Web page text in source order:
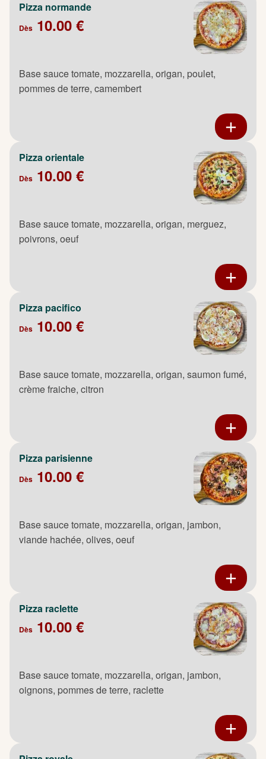
Pizza normande
Dès 10.00 €
Base sauce tomate, mozzarella, origan, poulet,
pommes de terre, camembert
Pizza orientale
Dès 10.00 €
Base sauce tomate, mozzarella, origan, merguez,
poivrons, oeuf
Pizza pacifico
Dès 10.00 €
Base sauce tomate, mozzarella, origan, saumon fumé,
crème fraiche, citron
Pizza parisienne
Dès 10.00 €
Base sauce tomate, mozzarella, origan, jambon,
viande hachée, olives, oeuf
Pizza raclette
Dès 10.00 €
Base sauce tomate, mozzarella, origan, jambon,
oignons, pommes de terre, raclette